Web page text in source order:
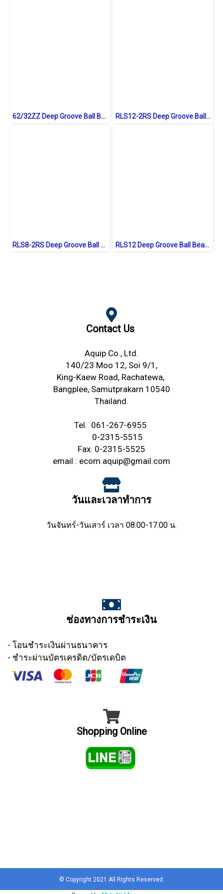
62/32ZZ Deep Groove Ball Bearings Shield Type RLS12-2RS Deep Groove Ball Bearings inch. Seal Type
RLS8-2RS Deep Groove Ball Bearings inch. Seal Type RLS12 Deep Groove Ball Bearings inch. Open Type
Contact Us
Aquip Co., Ltd.
140/23 Moo 12, Soi 9/1,
King-Kaew Road, Rachatewa,
Bangplee, Samutprakarn 10540
Thailand.
Tel. 061-267-6955
0-2315-5515
Fax. 0-2315-5525
email : ecom.aquip@gmail.com
วันและเวลาทำการ
วันจันทร์-วันเสาร์ เวลา 08.00-17.00 น.
ช่องทางการชำระเงิน
- โอนชำระเงินผ่านธนาคาร
- ชำระผ่านบัตรเครดิต/บัตรเดบิต
Shopping Online
© Copyright 2021 All Rights Reserved.